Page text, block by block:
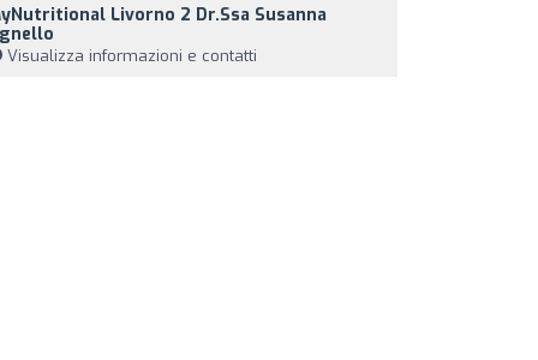
Livorno 2 Dr.ssa Susanna
Visualizza informazioni e contatti